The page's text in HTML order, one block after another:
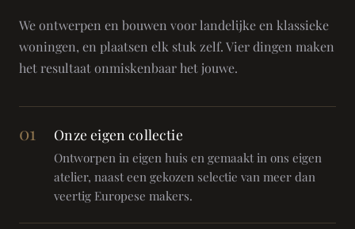
We ontwerpen en bouwen voor landelijke en klassieke
woningen, en plaatsen elk stuk zelf. Vier dingen maken
het resultaat onmiskenbaar het jouwe.
01 Onze eigen collectie
Ontworpen in eigen huis en gemaakt in ons eigen
atelier, naast een gekozen selectie van meer dan
veertig Europese makers.